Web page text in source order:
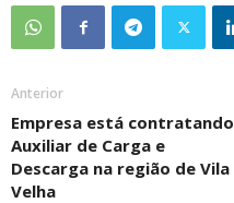
Anterior
Empresa está contratando
Auxiliar de Carga e
Descarga na região de Vila
Velha